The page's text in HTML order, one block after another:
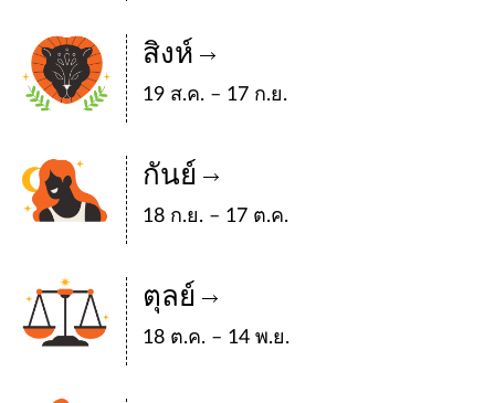
สิงห์
19 ส.ค. – 17 ก.ย.
กันย์
18 ก.ย. – 17 ต.ค.
ตุลย์
18 ต.ค. – 14 พ.ย.